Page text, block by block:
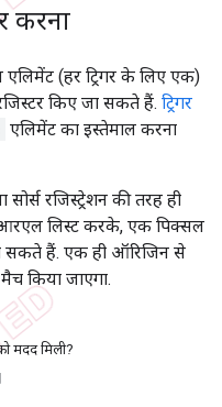
करना
(हर ट्रिगर के लिए एक)
किए जा सकते हैं. ट्रिगर
एलिमेंट का इस्तेमाल करना
रजिस्ट्रेशन की तरह ही
लिस्ट करके, एक पिक्सल
सकते हैं. एक ही ऑरिजिन से
किया जाएगा.
मदद मिली?